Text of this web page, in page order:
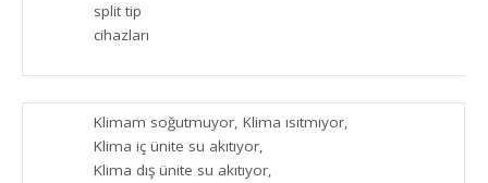
split tip
cihazları
Klimam soğutmuyor, Klima ısıtmıyor,
Klima iç ünite su akıtıyor,
Klima dış ünite su akıtıyor,